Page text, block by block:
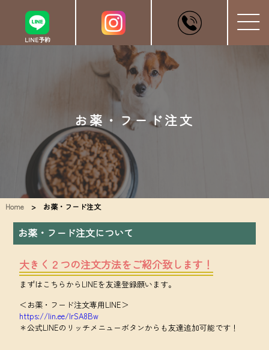
LINE予約
お薬・フード注文
Home> お薬・フード注文
お薬・フード注文について
大きく２つの注文方法をご紹介致します！
まずはこちらからLINEを友達登録願います。
＜お薬・フード注文専用LINE＞
https://lin.ee/IrSA8Bw
＊公式LINEのリッチメニューボタンからも友達追加可能です！